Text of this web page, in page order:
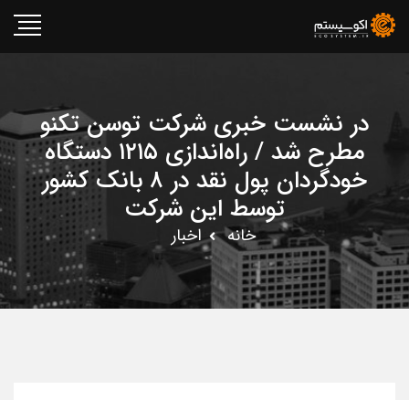
در نشست خبری شرکت توسن تکنو
مطرح شد / راه‌اندازی ۱۲۱۵ دستگاه
خودگردان پول نقد در ۸ بانک کشور
توسط این شرکت
خانه اخبار